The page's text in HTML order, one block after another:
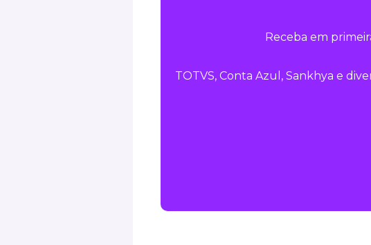
Receba em
TOTVS, Conta Azul, Sankhya e